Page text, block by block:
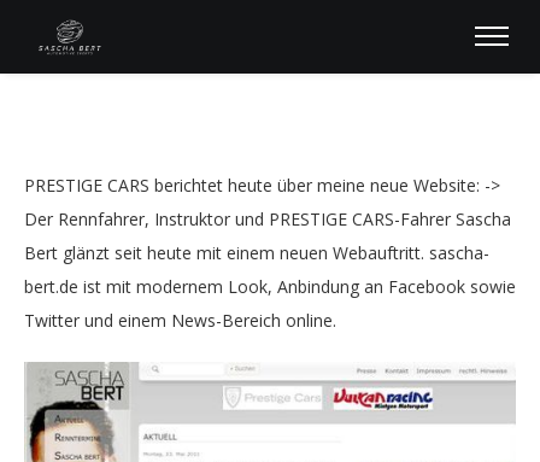
PRESTIGE CARS berichtet heute über meine neue Website: ->
Der Rennfahrer, Instruktor und PRESTIGE CARS-Fahrer Sascha
Bert glänzt seit heute mit einem neuen Webauftritt. sascha-
bert.de ist mit modernem Look, Anbindung an Facebook sowie
Twitter und einem News-Bereich online.